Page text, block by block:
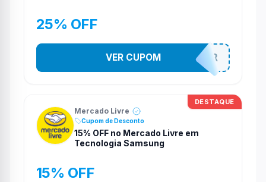
25% OFF
MELIGARNIER
VER CUPOM
DESTAQUE
Mercado Livre
Cupom de Desconto
15% OFF no Mercado Livre em
Tecnologia Samsung
15% OFF